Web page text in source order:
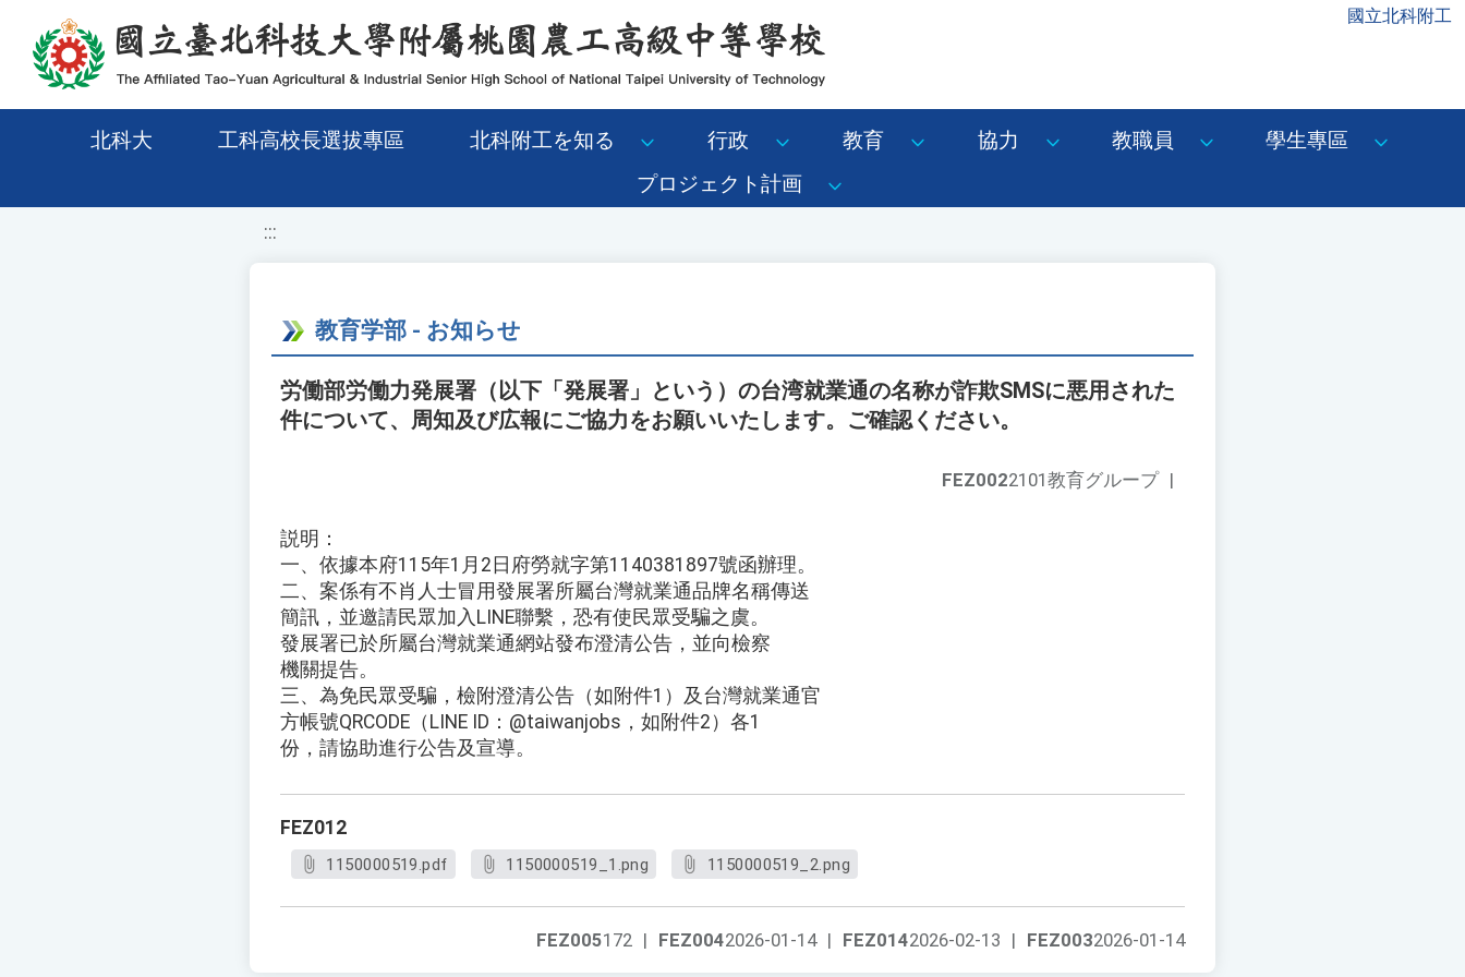
移至網頁之主要內容區位置 國立北科附工
北科大 工科高校長選拔專區 北科附工を知る 行政 教育 協力 教職員
學生專區
プロジェクト計画
:::
教育学部 - お知らせ
労働部労働力発展署（以下「発展署」という）の台湾就業通の名称が詐欺SMSに悪用された
件について、周知及び広報にご協力をお願いいたします。ご確認ください。
FEZ0022101教育グループ |
説明：
一、依據本府115年1月2日府勞就字第1140381897號函辦理。
二、案係有不肖人士冒用發展署所屬台灣就業通品牌名稱傳送
簡訊，並邀請民眾加入LINE聯繫，恐有使民眾受騙之虞。
發展署已於所屬台灣就業通網站發布澄清公告，並向檢察
機關提告。
三、為免民眾受騙，檢附澄清公告（如附件1）及台灣就業通官
方帳號QRCODE（LINE ID：@taiwanjobs，如附件2）各1
份，請協助進行公告及宣導。
FEZ012
1150000519.pdf 1150000519_1.png 1150000519_2.png
FEZ0032026-01-14
FEZ0142026-02-13 |
FEZ0042026-01-14 |
FEZ005172 |